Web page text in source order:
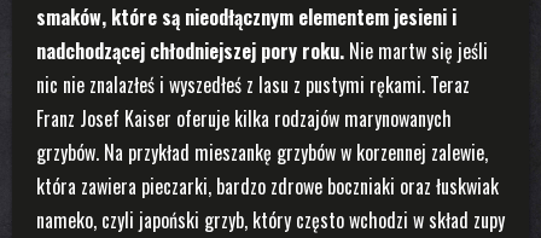
smaków, które są nieodłącznym elementem jesieni i
nadchodzącej chłodniejszej pory roku. Nie martw się jeśli
nic nie znalazłeś i wyszedłeś z lasu z pustymi rękami. Teraz
Franz Josef Kaiser oferuje kilka rodzajów marynowanych
grzybów. Na przykład mieszankę grzybów w korzennej zalewie,
która zawiera pieczarki, bardzo zdrowe boczniaki oraz łuskwiak
nameko, czyli japoński grzyb, który często wchodzi w skład zupy